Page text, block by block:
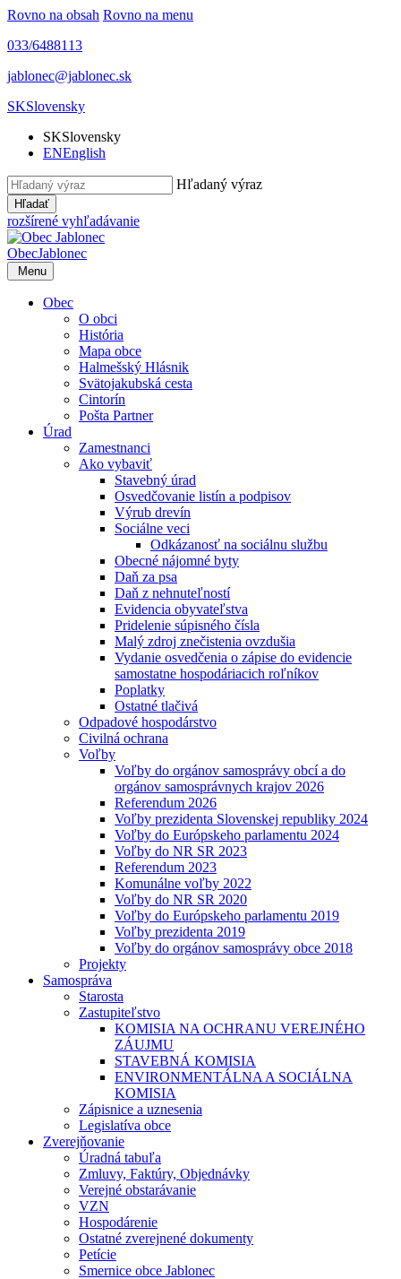
Rovno na obsah Rovno na menu
033/6488113
jablonec@jablonec.sk
SKSlovensky
SKSlovensky
ENEnglish
Hľadaný výraz
Hľadať
rozšírené vyhľadávanie
ObecJablonec
Menu
Obec
O obci
História
Mapa obce
Halmešský Hlásnik
Svätojakubská cesta
Cintorín
Pošta Partner
Úrad
Zamestnanci
Ako vybaviť
Stavebný úrad
Osvedčovanie listín a podpisov
Výrub drevín
Sociálne veci
Odkázanosť na sociálnu službu
Obecné nájomné byty
Daň za psa
Daň z nehnuteľností
Evidencia obyvateľstva
Pridelenie súpisného čísla
Malý zdroj znečistenia ovzdušia
Vydanie osvedčenia o zápise do evidencie
samostatne hospodáriacich roľníkov
Poplatky
Ostatné tlačivá
Odpadové hospodárstvo
Civilná ochrana
Voľby
Voľby do orgánov samosprávy obcí a do
orgánov samosprávnych krajov 2026
Referendum 2026
Voľby prezidenta Slovenskej republiky 2024
Voľby do Európskeho parlamentu 2024
Voľby do NR SR 2023
Referendum 2023
Komunálne voľby 2022
Voľby do NR SR 2020
Voľby do Európskeho parlamentu 2019
Voľby prezidenta 2019
Voľby do orgánov samosprávy obce 2018
Projekty
Samospráva
Starosta
Zastupiteľstvo
KOMISIA NA OCHRANU VEREJNÉHO
ZÁUJMU
STAVEBNÁ KOMISIA
ENVIRONMENTÁLNA A SOCIÁLNA
KOMISIA
Zápisnice a uznesenia
Legislatíva obce
Zverejňovanie
Úradná tabuľa
Zmluvy, Faktúry, Objednávky
Verejné obstarávanie
VZN
Hospodárenie
Ostatné zverejnené dokumenty
Petície
Smernice obce Jablonec